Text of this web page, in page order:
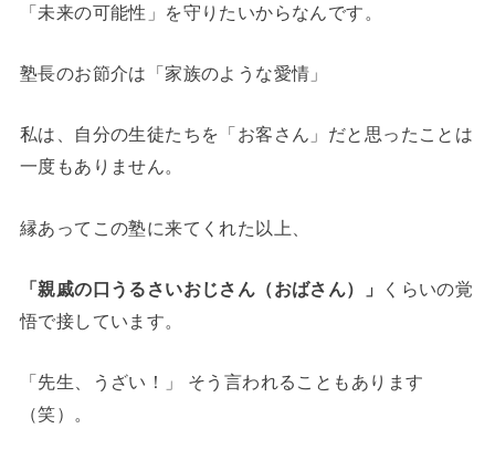
「未来の可能性」を守りたいからなんです。
塾長のお節介は「家族のような愛情」
私は、自分の生徒たちを「お客さん」だと思ったことは
一度もありません。
縁あってこの塾に来てくれた以上、
「親戚の口うるさいおじさん（おばさん）」
くらいの覚
悟で接しています。
「先生、うざい！」 そう言われることもあります
（笑）。